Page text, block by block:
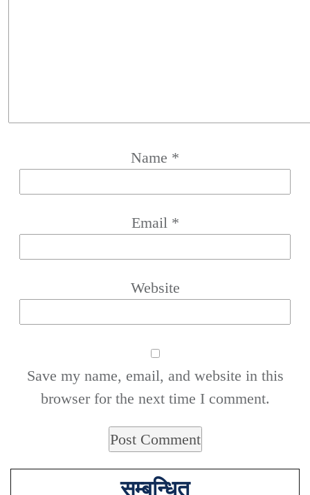
Name *
Email *
Website
Save my name, email, and website in this
browser for the next time I comment.
सम्बन्धित